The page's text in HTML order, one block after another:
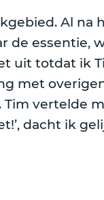
Al na
de essentie,
uit totdat ik
met
Tim vertelde
dacht ik